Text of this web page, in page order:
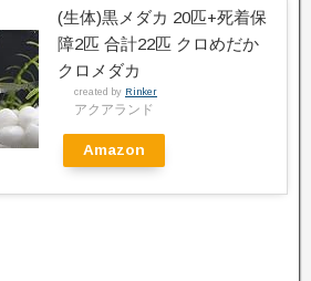
(生体)黒メダカ 20匹+死着保
障2匹 合計22匹 クロめだか
クロメダカ
created by Rinker
アクアランド
Amazon